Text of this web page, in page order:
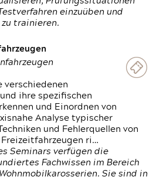
einzuüben und
trainieren.
verschiedenen
ihre spezifischen
und Einordnen von
Analyse typischer
und Fehlerquellen von
ri…
Seminars verfügen die
Fachwissen im Bereich
Sie sind in